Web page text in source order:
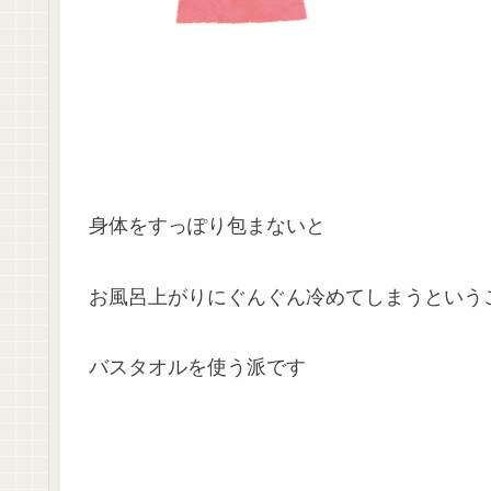
身体をすっぽり包まないと
お風呂上がりにぐんぐん冷めてしまうという
バスタオルを使う派です